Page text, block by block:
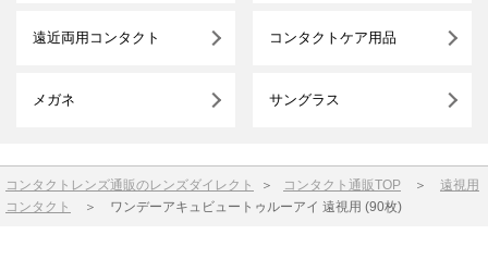
遠近両用コンタクト コンタクトケア用品
メガネ サングラス
コンタクトレンズ通販のレンズダイレクト ＞ コンタクト通販TOP ＞ 遠視用
コンタクト
＞ ワンデーアキュビュートゥルーアイ 遠視用 (90枚)